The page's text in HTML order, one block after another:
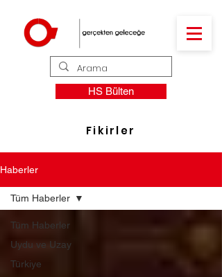
HS Bülten
Fikirler
Haberler
Tüm Haberler
Uydu ve Uzay
Türkiye
Tüm Haberler